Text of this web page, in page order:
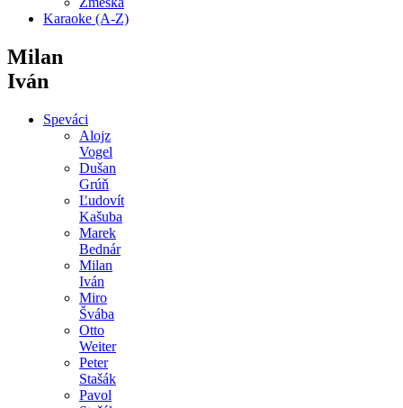
Karaoke (A-Z)
Milan
Iván
Speváci
Alojz
Vogel
Dušan
Grúň
Ľudovít
Kašuba
Marek
Bednár
Milan
Iván
Miro
Švába
Otto
Weiter
Peter
Stašák
Pavol